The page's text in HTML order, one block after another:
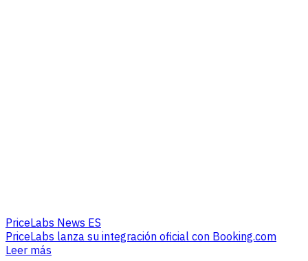
PriceLabs News ES
PriceLabs lanza su integración oficial con Booking.com
Leer más